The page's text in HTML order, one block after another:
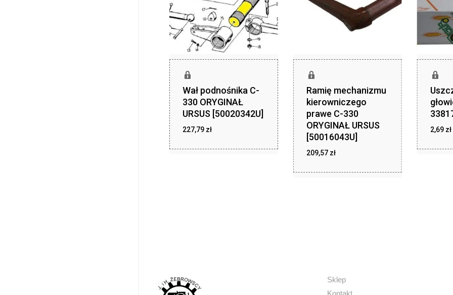
Wał podnośnika C-
330 ORYGINAŁ
URSUS [50020342U]
227,79 zł
Ramię mechanizmu
kierowniczego
prawe C-330
ORYGINAŁ URSUS
[50016043U]
209,57 zł
2,69 zł
Sklep
Kontakt